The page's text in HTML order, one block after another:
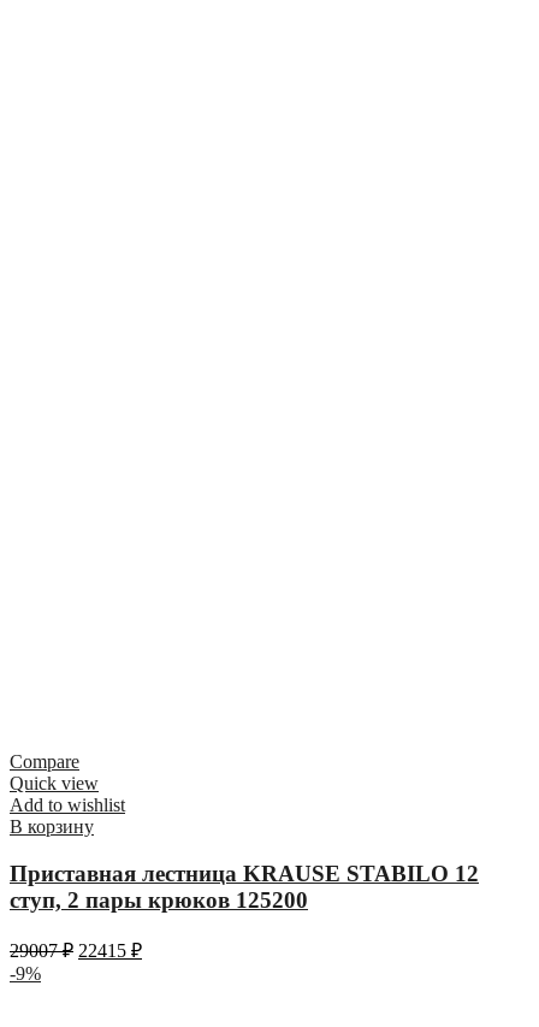
Compare
Quick view
Add to wishlist
В корзину
Приставная лестница KRAUSE STABILO 12
ступ, 2 пары крюков 125200
29007₽ 22415 ₽
-9%